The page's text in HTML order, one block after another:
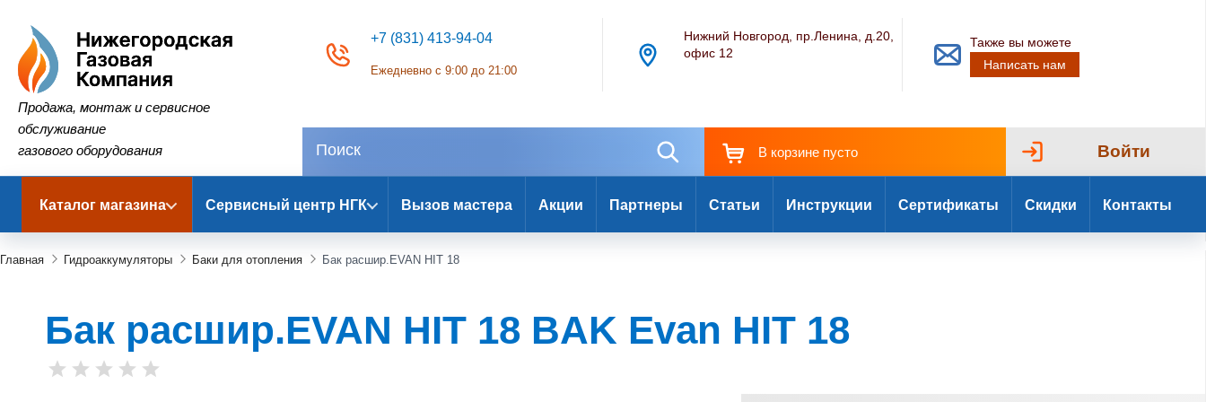
Нижегородская Газовая Компания
Продажа, монтаж и сервисное
обслуживание
газового оборудования
+7 (831) 413-94-04
Ежедневно с 9:00 до 21:00
Нижний Новгород, пр.Ленина, д.20,
офис 12
Также вы можете
Написать нам
В корзине пусто Войти
Каталог магазина Сервисный центр НГК Вызов мастера Акции Партнеры Статьи Инструкции Сертификаты Скидки Контакты
Главная Гидроаккумуляторы Баки для отопления Бак расшир.EVAN HIT 18
Бак расшир.EVAN HIT 18 BAK Evan HIT 18